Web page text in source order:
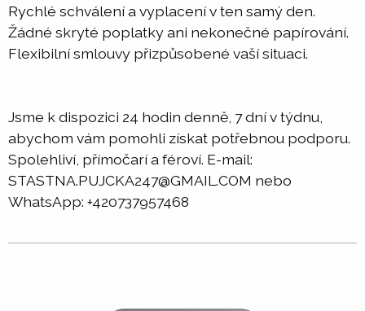
Rychlé schválení a vyplacení v ten samý den.
Žádné skryté poplatky ani nekonečné papírování.
Flexibilní smlouvy přizpůsobené vaší situaci.
Jsme k dispozici 24 hodin denně, 7 dní v týdnu,
abychom vám pomohli získat potřebnou podporu.
Spolehliví, přímočarí a féroví. E-mail:
STASTNA.PUJCKA247@GMAIL.COM nebo
WhatsApp: +420737957468